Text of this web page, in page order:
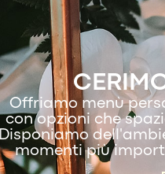
Offriamo menù
con opzioni che
Disponiamo
momenti più